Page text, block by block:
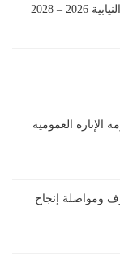
– 2028
الإنارة العمومية
ومواصلة إنجاح